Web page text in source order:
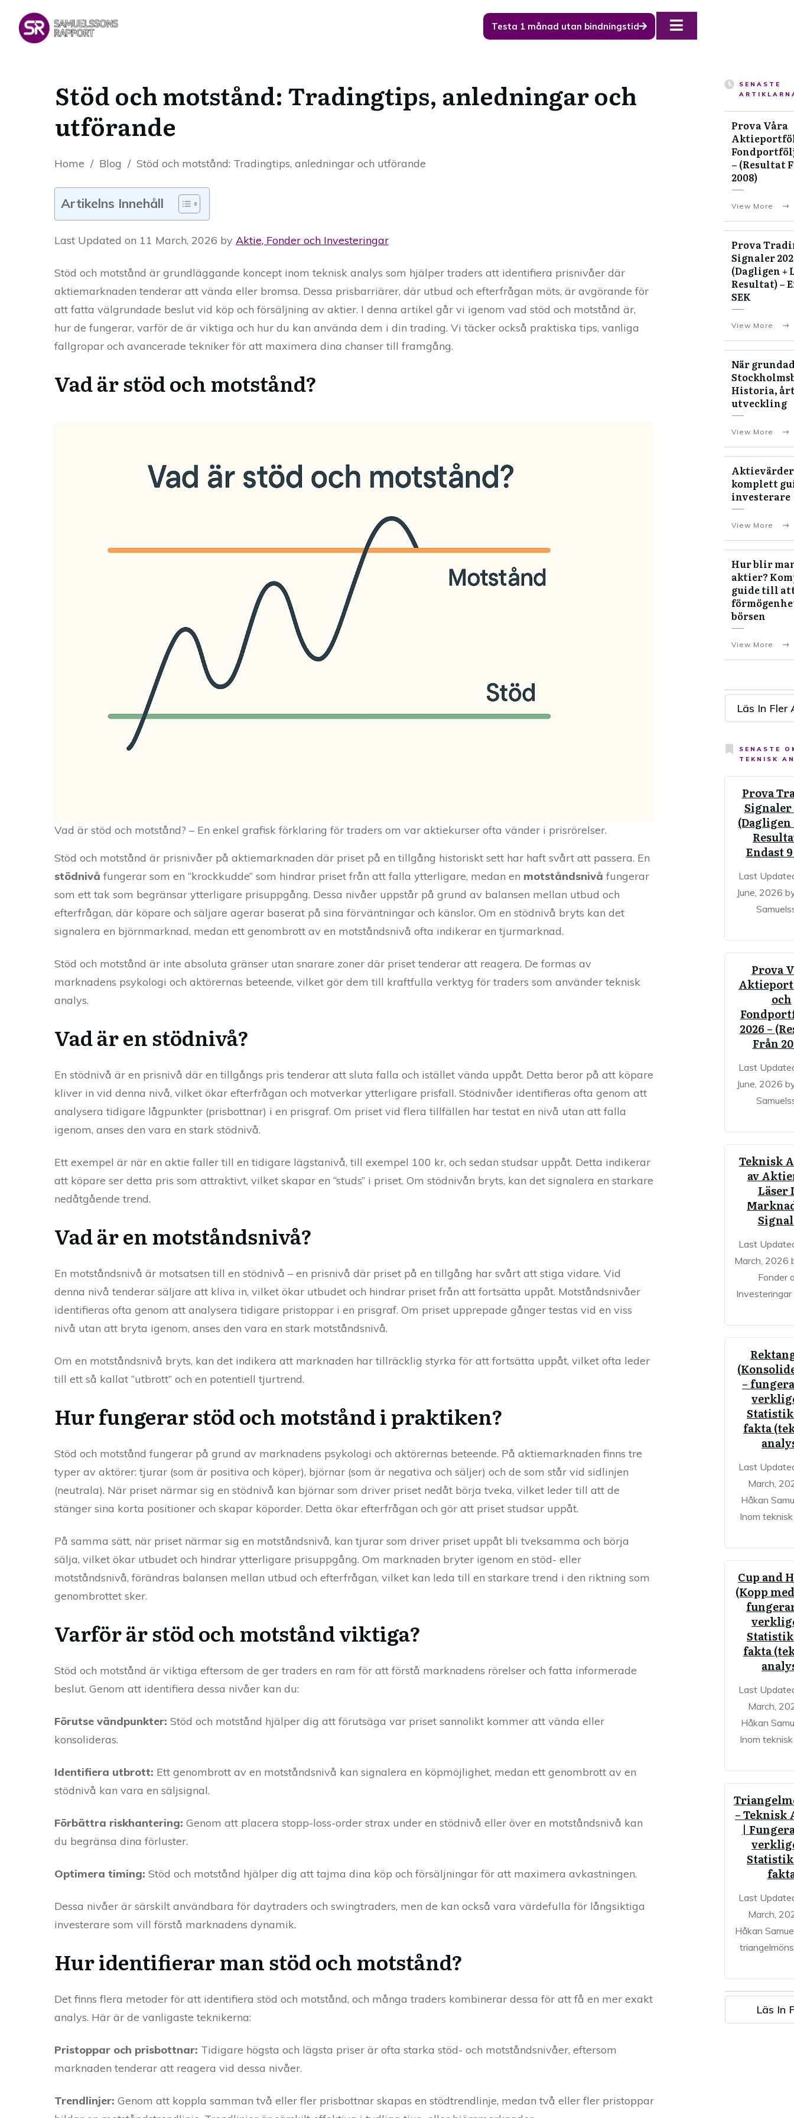
Testa 1 månad utan bindningstid
Stöd och motstånd: Tradingtips, anledningar och
utförande
Home / Blog / Stöd och motstånd: Tradingtips, anledningar och utförande
Artikelns Innehåll
Last Updated on 11 March, 2026 by Aktie, Fonder och Investeringar
Stöd och motstånd är grundläggande koncept inom teknisk analys som hjälper traders att identifiera prisnivåer där
aktiemarknaden tenderar att vända eller bromsa. Dessa prisbarriärer, där utbud och efterfrågan möts, är avgörande för
att fatta välgrundade beslut vid köp och försäljning av aktier. I denna artikel går vi igenom vad stöd och motstånd är,
hur de fungerar, varför de är viktiga och hur du kan använda dem i din trading. Vi täcker också praktiska tips, vanliga
fallgropar och avancerade tekniker för att maximera dina chanser till framgång.
Vad är stöd och motstånd?
Vad är stöd och motstånd? – En enkel grafisk förklaring för traders om var aktiekurser ofta vänder i prisrörelser.
Stöd och motstånd är prisnivåer på aktiemarknaden där priset på en tillgång historiskt sett har haft svårt att passera. En
stödnivå fungerar som en “krockkudde” som hindrar priset från att falla ytterligare, medan en motståndsnivå fungerar
som ett tak som begränsar ytterligare prisuppgång. Dessa nivåer uppstår på grund av balansen mellan utbud och
efterfrågan, där köpare och säljare agerar baserat på sina förväntningar och känslor. Om en stödnivå bryts kan det
signalera en björnmarknad, medan ett genombrott av en motståndsnivå ofta indikerar en tjurmarknad.
Stöd och motstånd är inte absoluta gränser utan snarare zoner där priset tenderar att reagera. De formas av
marknadens psykologi och aktörernas beteende, vilket gör dem till kraftfulla verktyg för traders som använder teknisk
analys.
Vad är en stödnivå?
En stödnivå är en prisnivå där en tillgångs pris tenderar att sluta falla och istället vända uppåt. Detta beror på att köpare
kliver in vid denna nivå, vilket ökar efterfrågan och motverkar ytterligare prisfall. Stödnivåer identifieras ofta genom att
analysera tidigare lågpunkter (prisbottnar) i en prisgraf. Om priset vid flera tillfällen har testat en nivå utan att falla
igenom, anses den vara en stark stödnivå.
Ett exempel är när en aktie faller till en tidigare lägstanivå, till exempel 100 kr, och sedan studsar uppåt. Detta indikerar
att köpare ser detta pris som attraktivt, vilket skapar en “studs” i priset. Om stödnivån bryts, kan det signalera en starkare
nedåtgående trend.
Vad är en motståndsnivå?
En motståndsnivå är motsatsen till en stödnivå – en prisnivå där priset på en tillgång har svårt att stiga vidare. Vid
denna nivå tenderar säljare att kliva in, vilket ökar utbudet och hindrar priset från att fortsätta uppåt. Motståndsnivåer
identifieras ofta genom att analysera tidigare pristoppar i en prisgraf. Om priset upprepade gånger testas vid en viss
nivå utan att bryta igenom, anses den vara en stark motståndsnivå.
Om en motståndsnivå bryts, kan det indikera att marknaden har tillräcklig styrka för att fortsätta uppåt, vilket ofta leder
till ett så kallat “utbrott” och en potentiell tjurtrend.
Hur fungerar stöd och motstånd i praktiken?
Stöd och motstånd fungerar på grund av marknadens psykologi och aktörernas beteende. På aktiemarknaden finns tre
typer av aktörer: tjurar (som är positiva och köper), björnar (som är negativa och säljer) och de som står vid sidlinjen
(neutrala). När priset närmar sig en stödnivå kan björnar som driver priset nedåt börja tveka, vilket leder till att de
stänger sina korta positioner och skapar köporder. Detta ökar efterfrågan och gör att priset studsar uppåt.
På samma sätt, när priset närmar sig en motståndsnivå, kan tjurar som driver priset uppåt bli tveksamma och börja
sälja, vilket ökar utbudet och hindrar ytterligare prisuppgång. Om marknaden bryter igenom en stöd- eller
motståndsnivå, förändras balansen mellan utbud och efterfrågan, vilket kan leda till en starkare trend i den riktning som
genombrottet sker.
Varför är stöd och motstånd viktiga?
Stöd och motstånd är viktiga eftersom de ger traders en ram för att förstå marknadens rörelser och fatta informerade
beslut. Genom att identifiera dessa nivåer kan du:
Förutse vändpunkter: Stöd och motstånd hjälper dig att förutsäga var priset sannolikt kommer att vända eller
konsolideras.
Identifiera utbrott: Ett genombrott av en motståndsnivå kan signalera en köpmöjlighet, medan ett genombrott av en
stödnivå kan vara en säljsignal.
Förbättra riskhantering: Genom att placera stopp-loss-order strax under en stödnivå eller över en motståndsnivå kan
du begränsa dina förluster.
Optimera timing: Stöd och motstånd hjälper dig att tajma dina köp och försäljningar för att maximera avkastningen.
Dessa nivåer är särskilt användbara för daytraders och swingtraders, men de kan också vara värdefulla för långsiktiga
investerare som vill förstå marknadens dynamik.
Hur identifierar man stöd och motstånd?
Det finns flera metoder för att identifiera stöd och motstånd, och många traders kombinerar dessa för att få en mer exakt
analys. Här är de vanligaste teknikerna:
Pristoppar och prisbottnar: Tidigare högsta och lägsta priser är ofta starka stöd- och motståndsnivåer, eftersom
marknaden tenderar att reagera vid dessa nivåer.
Trendlinjer: Genom att koppla samman två eller fler prisbottnar skapas en stödtrendlinje, medan två eller fler pristoppar
SENASTE
Prova Våra
– (Resultat
2008)
View More
Prova
Signaler
(Dagligen +
Resultat) –
SEK
View More
När
Historia,
utveckling
View More
komplett
investerare
View More
Hur blir
aktier?
guide till
börsen
View More
Läs In Fler
SENASTE
TEKNISK
Prova
Signaler
(Dagligen
Endast
Last
June, 2026
Prova
och
2026 –
Från
Last
June, 2026
Teknisk
av
Läser
Last
March, 2026
Fonder
Investeringar
–
fakta
Last
March,
Håkan
Inom
Cup and
(Kopp
fakta
Last
March,
Håkan
Inom
– Teknisk
|
Last
March,
Håkan
Läs In